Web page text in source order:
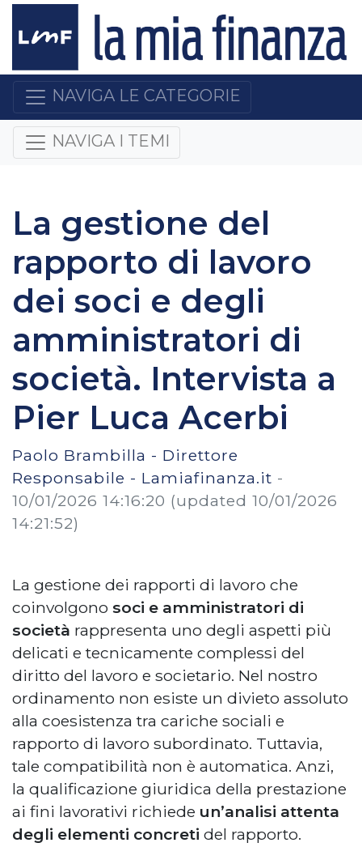
NAVIGA LE CATEGORIE
NAVIGA I TEMI
La gestione del
rapporto di lavoro
dei soci e degli
amministratori di
società. Intervista a
Pier Luca Acerbi
Paolo Brambilla - Direttore
Responsabile - Lamiafinanza.it -
10/01/2026 14:16:20 (updated 10/01/2026
14:21:52)
La gestione dei rapporti di lavoro che
coinvolgono soci e amministratori di
società rappresenta uno degli aspetti più
delicati e tecnicamente complessi del
diritto del lavoro e societario. Nel nostro
ordinamento non esiste un divieto assoluto
alla coesistenza tra cariche sociali e
rapporto di lavoro subordinato. Tuttavia,
tale compatibilità non è automatica. Anzi,
la qualificazione giuridica della prestazione
ai fini lavorativi richiede un’analisi attenta
degli elementi concreti del rapporto.